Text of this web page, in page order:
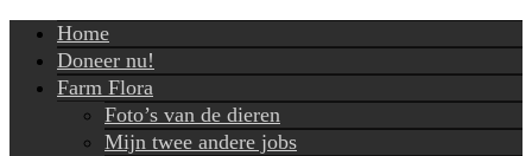
Home
Doneer nu!
Farm Flora
Foto’s van de dieren
Mijn twee andere jobs